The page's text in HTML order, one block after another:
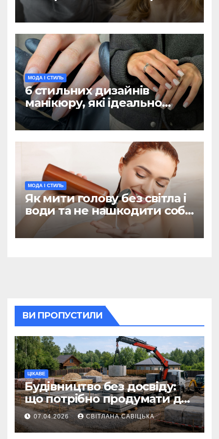
з 90-х популярні цієї
зими(ФОТО)
МОДА І СТИЛЬ
6 стильних дизайнів
манікюру, які ідеально
підійдуть для холодної
пори (ФОТО)
МОДА І СТИЛЬ
Як мити голову без світла і
води та не нашкодити собі:
поради дерматолога
ВИ ПРОПУСТИЛИ
ЦІКАВЕ
Будівництво без досвіду:
що потрібно продумати до
першої доставки на
ділянку
07.04.2026 СВІТЛАНА САВІЦЬКА